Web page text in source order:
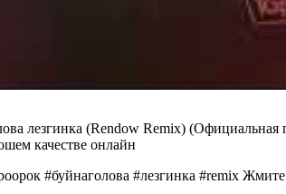
лезгинка (Rendow Remix)
качестве онлайн
#буйнаголова #лезгинка #remix